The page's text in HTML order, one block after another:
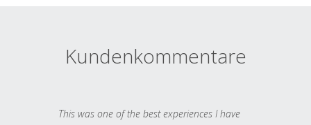
Kundenkommentare
This was one of the best experiences I have